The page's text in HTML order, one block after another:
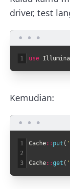
driver, test
1 use
Kemudian:
1
2
3
Cache:: put (
Cache::get (